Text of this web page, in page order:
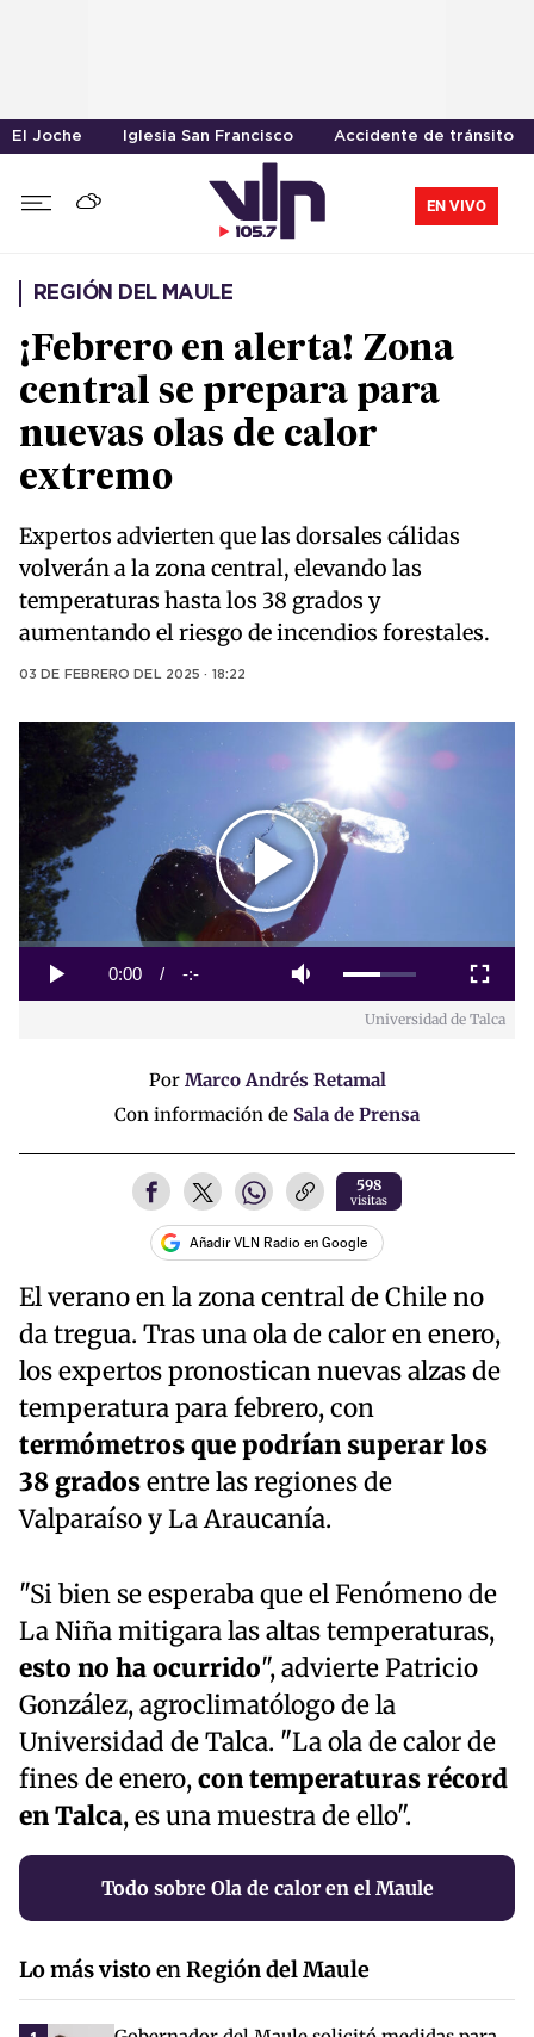
El Joche Iglesia San Francisco Accidente de tránsito
EN VIVO
REGIÓN DEL MAULE
¡Febrero en alerta! Zona
central se prepara para
nuevas olas de calor
extremo
Expertos advierten que las dorsales cálidas
volverán a la zona central, elevando las
temperaturas hasta los 38 grados y
aumentando el riesgo de incendios forestales.
03 DE FEBRERO DEL 2025 · 18:22
Play
Video
Play Mute
Current
0:00 / Duration
-:-
Loaded:
Fullscreen
Universidad de Talca
Por Marco Andrés Retamal
Con información de Sala de Prensa
598
visitas
Añadir VLN Radio en Google
El verano en la zona central de Chile no
da tregua. Tras una ola de calor en enero,
los expertos pronostican nuevas alzas de
temperatura para febrero, con
termómetros que podrían superar los
38 gradosentre las regiones de
Valparaíso y La Araucanía.
"Si bien se esperaba que el Fenómeno de
La Niña mitigara las altas temperaturas,
esto no ha ocurrido", advierte Patricio
González, agroclimatólogo de la
Universidad de Talca. "La ola de calor de
fines de enero,con temperaturas récord
en Talca, es una muestra de ello".
Todo sobre Ola de calor en el Maule
Lo más vistoenRegión del Maule